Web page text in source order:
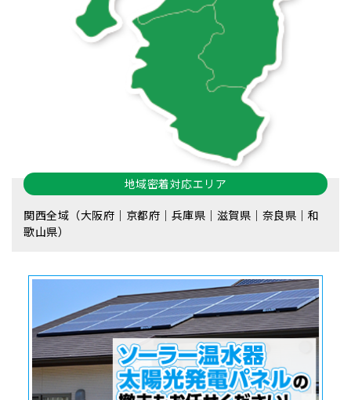
地域密着対応エリア
関西全域（大阪府｜京都府｜兵庫県｜滋賀県｜奈良県｜和
歌山県）